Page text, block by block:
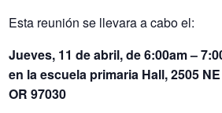
Esta reunión se llevara a cabo el:
Jueves, 11 de abril, de 6:00am –
en la escuela primaria Hall, 2505
OR 97030